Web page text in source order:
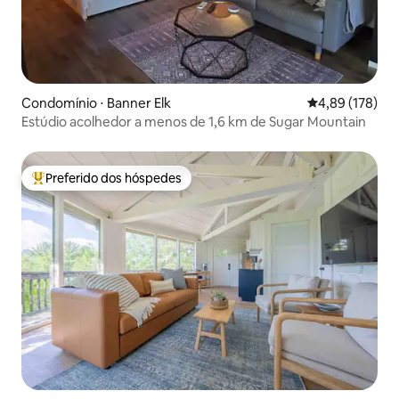
Condomínio ⋅ Banner Elk 4,89 de uma
4,89 (178)
Estúdio acolhedor a menos de 1,6 km de Sugar Mountain
Entre os melhores preferidos dos hóspedes
Preferido dos hóspedes